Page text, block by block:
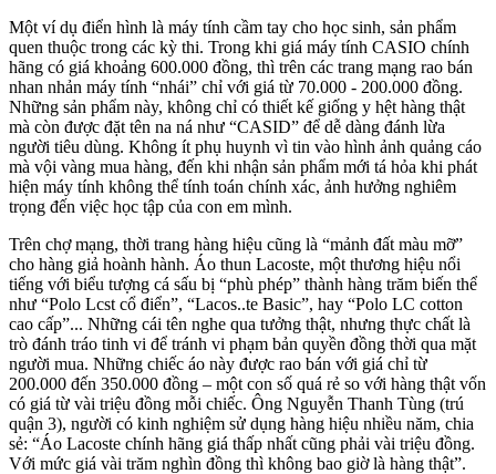
Một ví dụ điển hình là máy tính cầm tay cho học sinh, sản phẩm
quen thuộc trong các kỳ thi. Trong khi giá máy tính CASIO chính
hãng có giá khoảng 600.000 đồng, thì trên các trang mạng rao bán
nhan nhản máy tính “nhái” chỉ với giá từ 70.000 - 200.000 đồng.
Những sản phẩm này, không chỉ có thiết kế giống y hệt hàng thật
mà còn được đặt tên na ná như “CASID” để dễ dàng đánh lừa
người tiêu dùng. Không ít phụ huynh vì tin vào hình ảnh quảng cáo
mà vội vàng mua hàng, đến khi nhận sản phẩm mới tá hỏa khi phát
hiện máy tính không thể tính toán chính xác, ảnh hưởng nghiêm
trọng đến việc học tập của con em mình.
Trên chợ mạng, thời trang hàng hiệu cũng là “mảnh đất màu mỡ”
cho hàng giả hoành hành. Áo thun Lacoste, một thương hiệu nổi
tiếng với biểu tượng cá sấu bị “phù phép” thành hàng trăm biến thể
như “Polo Lcst cổ điển”, “Lacos..te Basic”, hay “Polo LC cotton
cao cấp”... Những cái tên nghe qua tưởng thật, nhưng thực chất là
trò đánh tráo tinh vi để tránh vi phạm bản quyền đồng thời qua mặt
người mua. Những chiếc áo này được rao bán với giá chỉ từ
200.000 đến 350.000 đồng – một con số quá rẻ so với hàng thật vốn
có giá từ vài triệu đồng mỗi chiếc. Ông Nguyễn Thanh Tùng (trú
quận 3), người có kinh nghiệm sử dụng hàng hiệu nhiều năm, chia
sẻ: “Áo Lacoste chính hãng giá thấp nhất cũng phải vài triệu đồng.
Với mức giá vài trăm nghìn đồng thì không bao giờ là hàng thật”.